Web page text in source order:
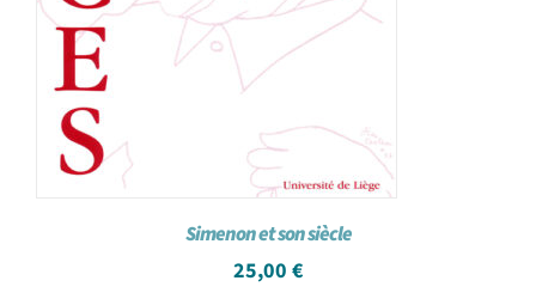
Simenon et son siècle
25,00 €